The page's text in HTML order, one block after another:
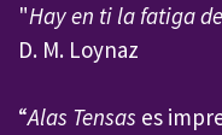
"Hay en ti la fatiga
D. M. Loynaz
“Alas Tensas es